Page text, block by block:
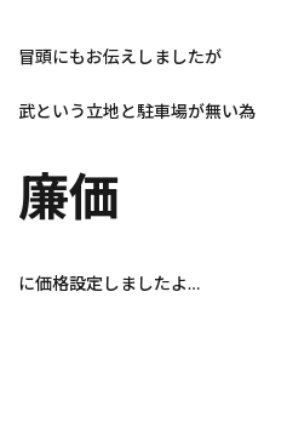
冒頭にもお伝えしましたが
武という立地と駐車場が無い為
廉価
に価格設定しましたよ…